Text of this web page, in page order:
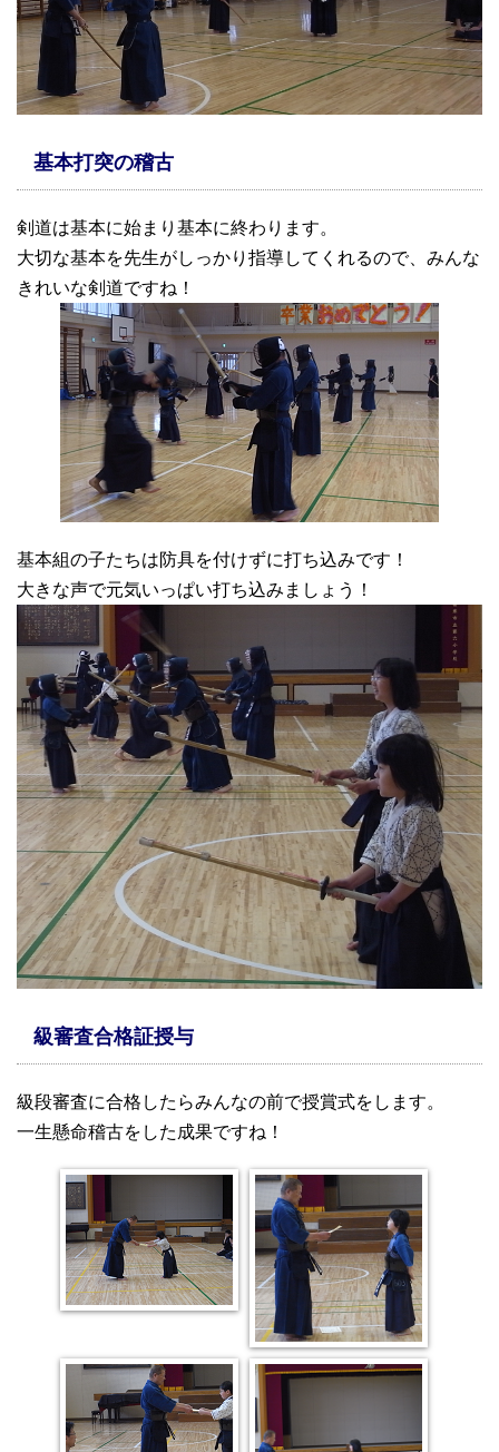
基本打突の稽古
剣道は基本に始まり基本に終わります。
大切な基本を先生がしっかり指導してくれるので、みんな
きれいな剣道ですね！
基本組の子たちは防具を付けずに打ち込みです！
大きな声で元気いっぱい打ち込みましょう！
級審査合格証授与
級段審査に合格したらみんなの前で授賞式をします。
一生懸命稽古をした成果ですね！